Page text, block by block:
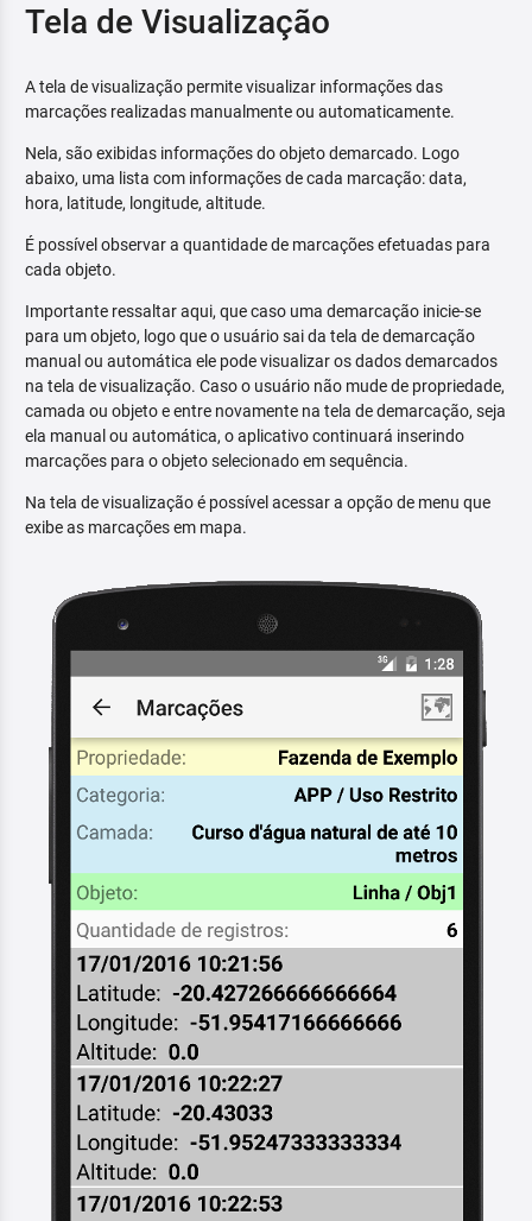
Tela de Visualização
A tela de visualização permite visualizar informações das
marcações realizadas manualmente ou automaticamente.
Nela, são exibidas informações do objeto demarcado. Logo
abaixo, uma lista com informações de cada marcação: data,
hora, latitude, longitude, altitude.
É possível observar a quantidade de marcações efetuadas para
cada objeto.
Importante ressaltar aqui, que caso uma demarcação inicie-se
para um objeto, logo que o usuário sai da tela de demarcação
manual ou automática ele pode visualizar os dados demarcados
na tela de visualização. Caso o usuário não mude de propriedade,
camada ou objeto e entre novamente na tela de demarcação, seja
ela manual ou automática, o aplicativo continuará inserindo
marcações para o objeto selecionado em sequência.
Na tela de visualização é possível acessar a opção de menu que
exibe as marcações em mapa.